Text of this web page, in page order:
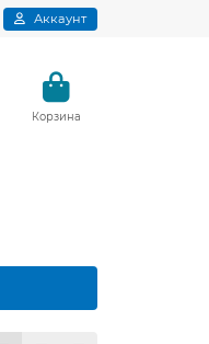
Аккаунт
Корзина